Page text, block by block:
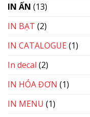
IN ẤN (13)
IN BẠT (2)
IN CATALOGUE(1)
In decal (2)
IN HÓA ĐƠN (1)
IN MENU (1)